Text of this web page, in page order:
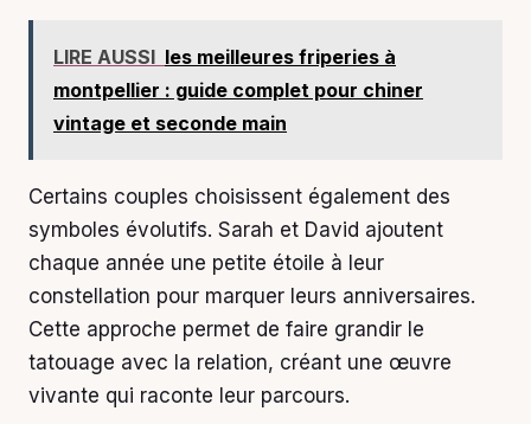
LIRE AUSSI les meilleures friperies à
montpellier : guide complet pour chiner
vintage et seconde main
Certains couples choisissent également des
symboles évolutifs. Sarah et David ajoutent
chaque année une petite étoile à leur
constellation pour marquer leurs anniversaires.
Cette approche permet de faire grandir le
tatouage avec la relation, créant une œuvre
vivante qui raconte leur parcours.